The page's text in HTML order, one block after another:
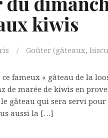
kiwis
Goûter (gâteaux,
fameux « gâteau de la
de marée de kiwis en
le gâteau qui sera servi
aussi la […]